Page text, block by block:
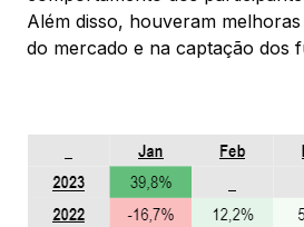
Além disso, houveram
do mercado e na captação dos